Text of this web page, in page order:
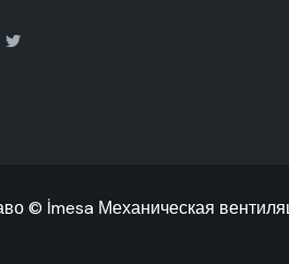
© İmesa Механическая